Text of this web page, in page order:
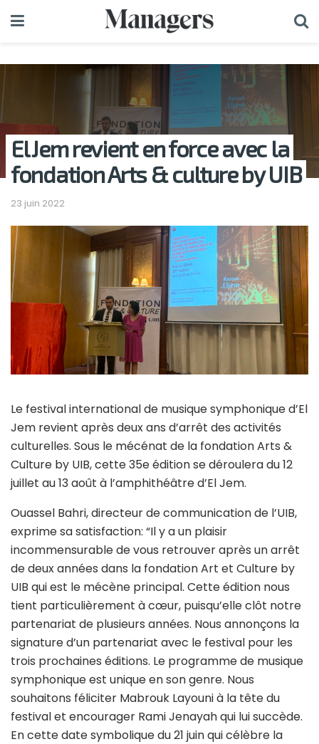
El Jem revient en force avec la
fondation Arts & culture by UIB
23 juin 2022
Le festival international de musique symphonique d’El
Jem revient après deux ans d’arrêt des activités
culturelles. Sous le mécénat de la fondation Arts &
Culture by UIB, cette 35e édition se déroulera du 12
juillet au 13 août à l’amphithéâtre d’El Jem.
Ouassel Bahri, directeur de communication de l’UIB,
exprime sa satisfaction: “Il y a un plaisir
incommensurable de vous retrouver après un arrêt
de deux années dans la fondation Art et Culture by
UIB qui est le mécène principal. Cette édition nous
tient particulièrement à cœur, puisqu’elle clôt notre
partenariat de plusieurs années. Nous annonçons la
signature d’un partenariat avec le festival pour les
trois prochaines éditions. Le programme de musique
symphonique est unique en son genre. Nous
souhaitons féliciter Mabrouk Layouni à la tête du
festival et encourager Rami Jenayah qui lui succède.
En cette date symbolique du 21 juin qui célèbre la